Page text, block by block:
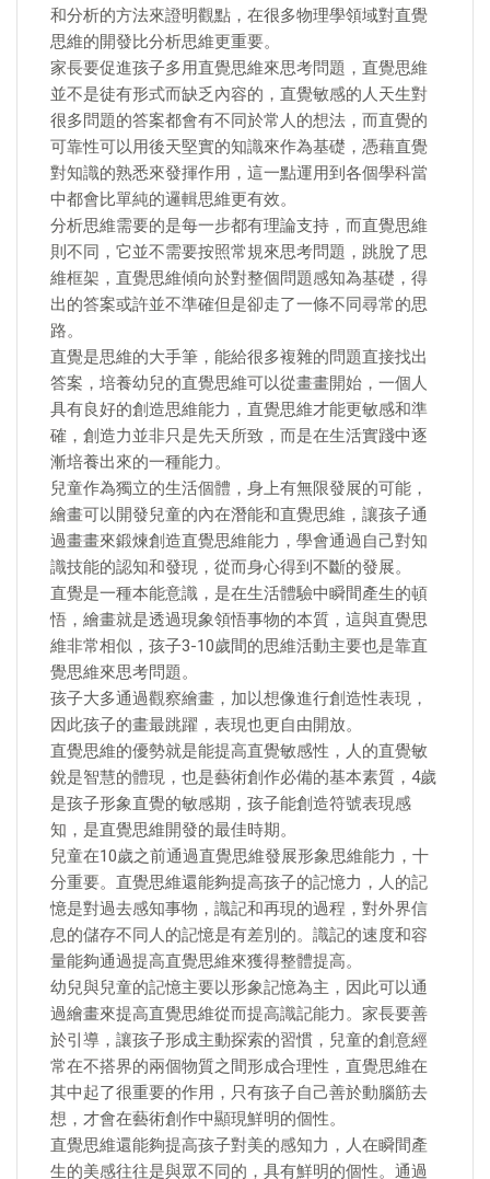
和分析的方法來證明觀點，在很多物理學領域對直覺
思維的開發比分析思維更重要。
家長要促進孩子多用直覺思維來思考問題，直覺思維
並不是徒有形式而缺乏內容的，直覺敏感的人天生對
很多問題的答案都會有不同於常人的想法，而直覺的
可靠性可以用後天堅實的知識來作為基礎，憑藉直覺
對知識的熟悉來發揮作用，這一點運用到各個學科當
中都會比單純的邏輯思維更有效。
分析思維需要的是每一步都有理論支持，而直覺思維
則不同，它並不需要按照常規來思考問題，跳脫了思
維框架，直覺思維傾向於對整個問題感知為基礎，得
出的答案或許並不準確但是卻走了一條不同尋常的思
路。
直覺是思維的大手筆，能給很多複雜的問題直接找出
答案，培養幼兒的直覺思維可以從畫畫開始，一個人
具有良好的創造思維能力，直覺思維才能更敏感和準
確，創造力並非只是先天所致，而是在生活實踐中逐
漸培養出來的一種能力。
兒童作為獨立的生活個體，身上有無限發展的可能，
繪畫可以開發兒童的內在潛能和直覺思維，讓孩子通
過畫畫來鍛煉創造直覺思維能力，學會通過自己對知
識技能的認知和發現，從而身心得到不斷的發展。
直覺是一種本能意識，是在生活體驗中瞬間產生的頓
悟，繪畫就是透過現象領悟事物的本質，這與直覺思
維非常相似，孩子3-10歲間的思維活動主要也是靠直
覺思維來思考問題。
孩子大多通過觀察繪畫，加以想像進行創造性表現，
因此孩子的畫最跳躍，表現也更自由開放。
直覺思維的優勢就是能提高直覺敏感性，人的直覺敏
銳是智慧的體現，也是藝術創作必備的基本素質，4歲
是孩子形象直覺的敏感期，孩子能創造符號表現感
知，是直覺思維開發的最佳時期。
兒童在10歲之前通過直覺思維發展形象思維能力，十
分重要。直覺思維還能夠提高孩子的記憶力，人的記
憶是對過去感知事物，識記和再現的過程，對外界信
息的儲存不同人的記憶是有差別的。識記的速度和容
量能夠通過提高直覺思維來獲得整體提高。
幼兒與兒童的記憶主要以形象記憶為主，因此可以通
過繪畫來提高直覺思維從而提高識記能力。家長要善
於引導，讓孩子形成主動探索的習慣，兒童的創意經
常在不搭界的兩個物質之間形成合理性，直覺思維在
其中起了很重要的作用，只有孩子自己善於動腦筋去
想，才會在藝術創作中顯現鮮明的個性。
直覺思維還能夠提高孩子對美的感知力，人在瞬間產
生的美感往往是與眾不同的，具有鮮明的個性。通過